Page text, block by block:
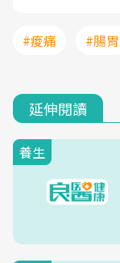
#痠痛 #腸胃
延伸閱讀
養生